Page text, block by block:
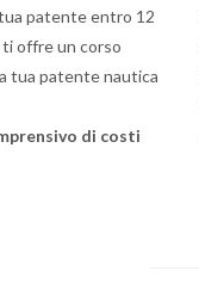
patente entro 12
ti offre un corso
tua patente nautica
di costi